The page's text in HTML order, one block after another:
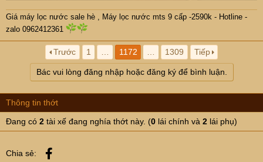
Giá máy lọc nước sale hè Máy lọc nước mts 9 cấp -2590k - Hotline -
zalo 0962412361
Trước 1 1172 1309 Tiếp
Bác vui lòng đăng nhập hoặc đăng ký để bình luận.
Thông tin thớt
Đang có 2 tài xế đang nghía thớt này. (0 lái chính và 2 lái phụ)
Chia sẻ: